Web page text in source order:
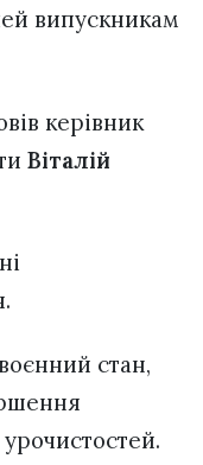
випускникам
керівник
Віталій
стан,